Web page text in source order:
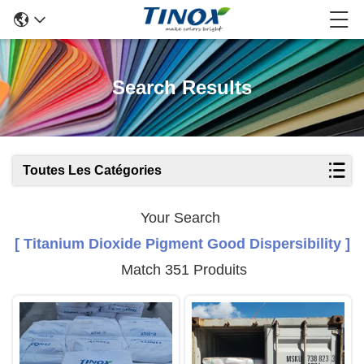
Search Results
Toutes Les Catégories
Your Search
[ Titanium Dioxide Pigment Good Dispersibility ]
Match 351 Produits